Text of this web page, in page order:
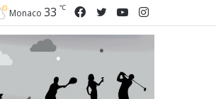
Instagram
YouTube
Twitter
Facebook
Monaco 33 ℃